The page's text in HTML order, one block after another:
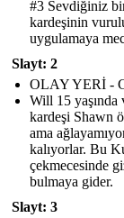
#3 Sevdiğiniz
kardeşinin
uygulamaya
Slayt: 2
OLAY YERİ -
Will 15 yaşında
kardeşi Shawn
ama
kalıyorlar. Bu
çekmecesinde
bulmaya gider.
Slayt: 3